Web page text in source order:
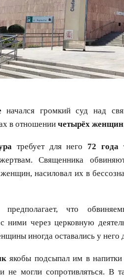
начался громкий суд над
в отношении четырёх женщин
требует для него 72 года
Священника
женщин, насиловал их в
предполагает, что
ними через церковную
иногда оставались у него
якобы подсыпал им в напитки
не могли сопротивляться. В